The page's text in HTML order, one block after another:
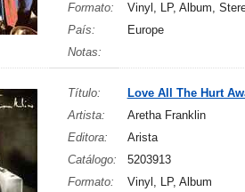
Formato:
Vinyl, LP, Album,
País:
Europe
Notas:
Título:
Love All The Hurt
Artista:
Aretha Franklin
Editora:
Arista
Catálogo:
5203913
Formato:
Vinyl, LP, Album